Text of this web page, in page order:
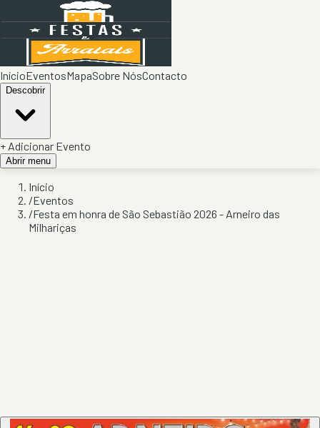
InícioEventosMapaSobre NósContacto
Descobrir
+ Adicionar Evento
Abrir menu
Início
/Eventos
/Festa em honra de São Sebastião 2026 - Arneiro das
Milhariças